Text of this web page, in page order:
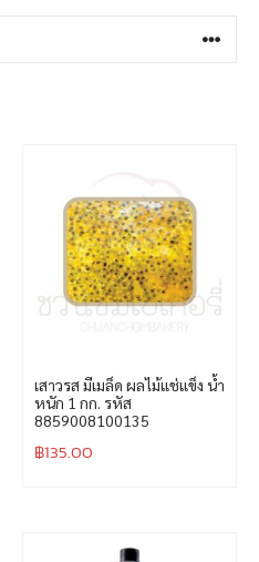
เสาวรส มีเมล็ด ผลไม้แช่แข็ง น้ำ
หนัก 1 กก. รหัส
8859008100135
฿135.00